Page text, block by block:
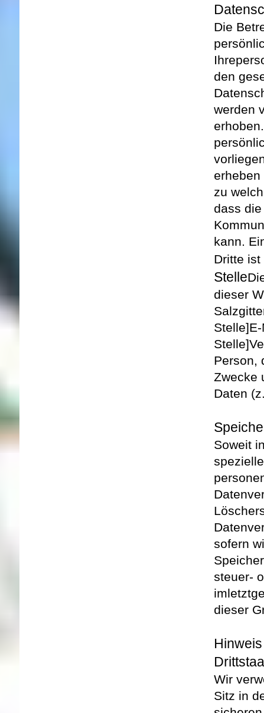
Die
Ihre
den
werden
erhoben.
zu
dass
kann.
Dritte ist
Stelle
dieser
Stelle]
Stelle]
Person,
Zwecke
Daten
Soweit
sofern
steuer-
im
dieser
Wir
Sitz in